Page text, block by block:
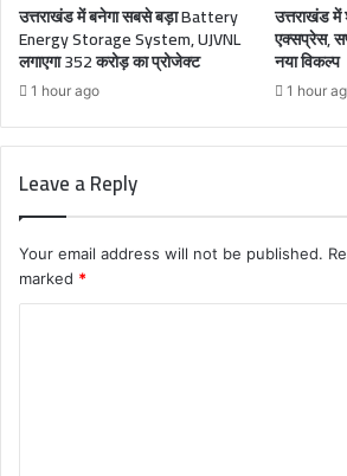
उत्तराखंड में बनेगा सबसे बड़ा Battery
Energy Storage System, UJVNL
लगाएगा 352 करोड़ का प्रोजेक्ट
1 hour ago
उत्तराखंड
एक्सप्रेस,
नया विकल्प
1 hour
Leave a Reply
Your email address will not be published.
marked *